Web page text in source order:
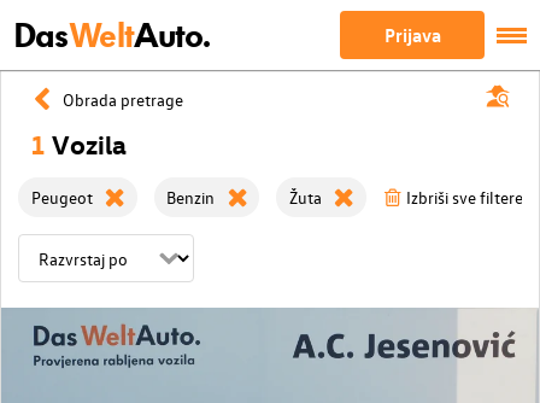
DasWeltAuto. Prijava
Obrada pretrage
1 Vozila
Peugeot Benzin Žuta Izbriši sve filtere